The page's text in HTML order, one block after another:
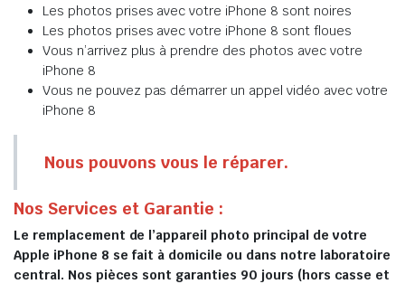
Les photos prises avec votre iPhone 8 sont noires
Les photos prises avec votre iPhone 8 sont floues
Vous n’arrivez plus à prendre des photos avec votre
iPhone 8
Vous ne pouvez pas démarrer un appel vidéo avec votre
iPhone 8
Nous pouvons vous le réparer.
Nos Services et Garantie :
Le remplacement de l’appareil photo principal de votre
Apple iPhone 8 se fait à domicile ou dans notre laboratoire
central. Nos pièces sont garanties 90 jours (hors casse et